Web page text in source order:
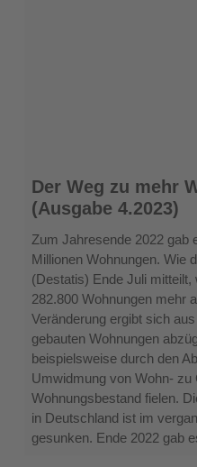
Der
Weg
zu
mehr
Wohnungen
(Ausgabe
4.2023)
Der Weg zu mehr
(Ausgabe 4.2023)
Zum Jahresende 2022 gab
Millionen Wohnungen. Wie
(Destatis) Ende Juli mitteilt,
282.800 Wohnungen mehr
Veränderung ergibt sich
gebauten Wohnungen
beispielsweise durch den
Umwidmung von Wohn-
Wohnungsbestand fielen.
in Deutschland ist im
gesunken. Ende 2022 gab